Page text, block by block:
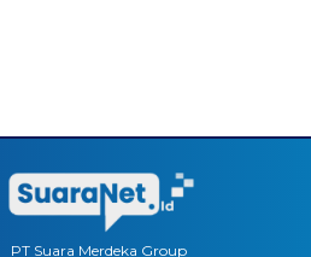
PT Suara Merdeka Group